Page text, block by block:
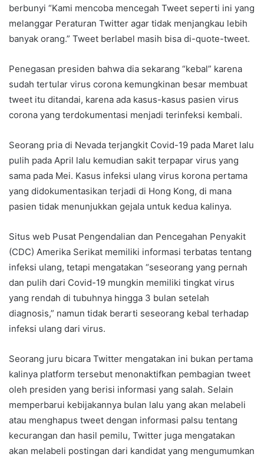
berbunyi “Kami mencoba mencegah Tweet seperti ini yang
melanggar Peraturan Twitter agar tidak menjangkau lebih
banyak orang.” Tweet berlabel masih bisa di-quote-tweet.
Penegasan presiden bahwa dia sekarang “kebal” karena
sudah tertular virus corona kemungkinan besar membuat
tweet itu ditandai, karena ada kasus-kasus pasien virus
corona yang terdokumentasi menjadi terinfeksi kembali.
Seorang pria di Nevada terjangkit Covid-19 pada Maret lalu
pulih pada April lalu kemudian sakit terpapar virus yang
sama pada Mei. Kasus infeksi ulang virus korona pertama
yang didokumentasikan terjadi di Hong Kong, di mana
pasien tidak menunjukkan gejala untuk kedua kalinya.
Situs web Pusat Pengendalian dan Pencegahan Penyakit
(CDC) Amerika Serikat memiliki informasi terbatas tentang
infeksi ulang, tetapi mengatakan “seseorang yang pernah
dan pulih dari Covid-19 mungkin memiliki tingkat virus
yang rendah di tubuhnya hingga 3 bulan setelah
diagnosis,” namun tidak berarti seseorang kebal terhadap
infeksi ulang dari virus.
Seorang juru bicara Twitter mengatakan ini bukan pertama
kalinya platform tersebut menonaktifkan pembagian tweet
oleh presiden yang berisi informasi yang salah. Selain
memperbarui kebijakannya bulan lalu yang akan melabeli
atau menghapus tweet dengan informasi palsu tentang
kecurangan dan hasil pemilu, Twitter juga mengatakan
akan melabeli postingan dari kandidat yang mengumumkan